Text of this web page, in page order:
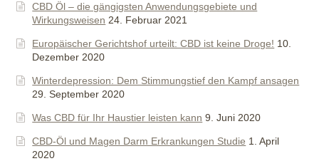
CBD Öl – die gängigsten Anwendungsgebiete und
Wirkungsweisen 24. Februar 2021
Europäischer Gerichtshof urteilt: CBD ist keine Droge! 10.
Dezember 2020
Winterdepression: Dem Stimmungstief den Kampf ansagen
29. September 2020
Was CBD für Ihr Haustier leisten kann 9. Juni 2020
CBD-Öl und Magen Darm Erkrankungen Studie 1. April
2020